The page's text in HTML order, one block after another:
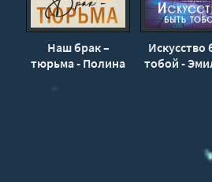
Наш брак –
тюрьма - Полина
Искусство
тобой -